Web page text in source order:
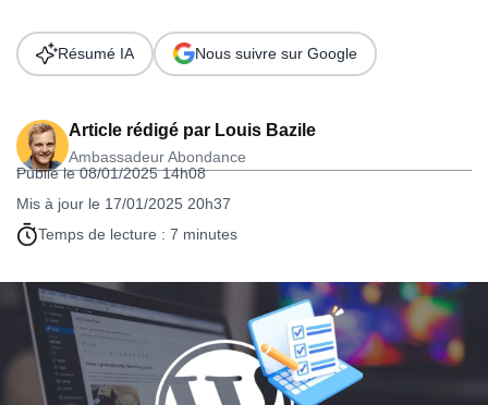
Article rédigé par Louis Bazile
Ambassadeur Abondance
Publié le 08/01/2025 14h08
Mis à jour le 17/01/2025 20h37
Temps de lecture : 7 minutes
Résumé IA Nous suivre sur Google